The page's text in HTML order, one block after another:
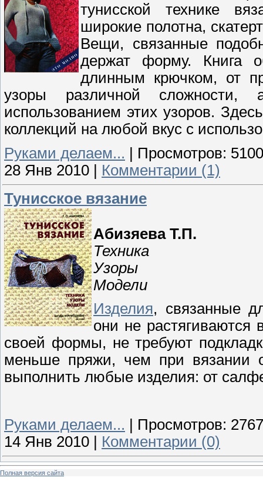
тунисской технике
широкие полотна,
Вещи, связанные
держат форму. Книга
длинным крючком, от
узоры различной
использованием этих узоров.
коллекций на любой вкус с
Руками делаем...
Просмотров: 5100
28 Янв 2010
Комментарии (1)
Тунисское вязание
Абизяева Т.П.
Техника
Узоры
Модели
Изделия, связанные
они не
своей формы, не требуют
меньше пряжи, чем при вязании
выполнить любые изделия: от
Руками делаем... Просмотров: 2767
14 Янв 2010
Комментарии (0)
Полная версия сайта